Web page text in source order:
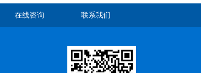
在线咨询 联系我们